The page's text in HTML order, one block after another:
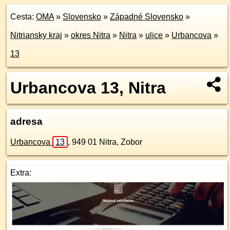
Cesta: OMA» Slovensko » Západné Slovensko »
Nitriansky kraj » okres Nitra » Nitra » ulice » Urbancova »
13
Urbancova 13, Nitra
adresa
Urbancova 13 , 949 01 Nitra, Zobor
Extra: